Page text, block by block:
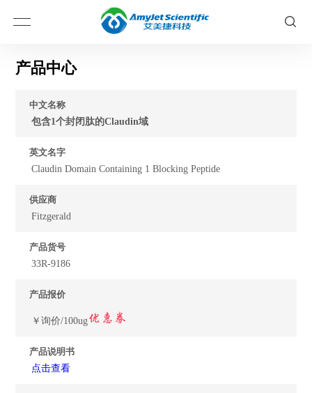
产品中心
中文名称
包含1个封闭肽的Claudin域
英文名字
Claudin Domain Containing 1 Blocking Peptide
供应商
Fitzgerald
产品货号
33R-9186
产品报价
￥询价/100ug
产品说明书
点击查看